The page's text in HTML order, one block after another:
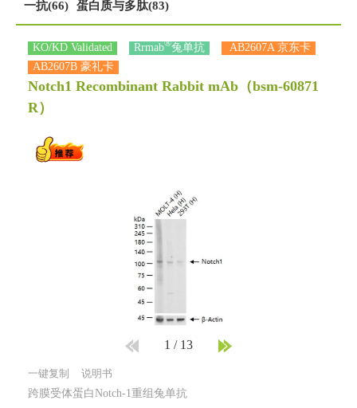
一抗(66) 蛋白质与多肽(83)
KO/KD Validated Rrmab®兔单抗
AB2607A 京东卡
AB2607B 豪礼卡
Notch1 Recombinant Rabbit mAb （bsm-60871
R）
1 / 13
一键复制 说明书
跨膜受体蛋白Notch-1重组兔单抗